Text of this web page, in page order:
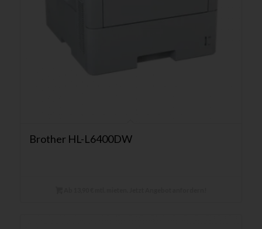
Brother HL-L6400DW